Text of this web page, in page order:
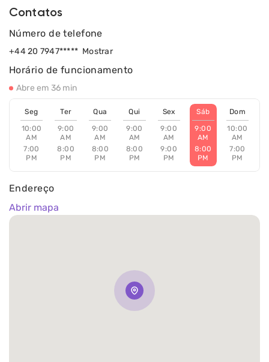
Contatos
Endereço
Abrir mapa
Horário de funcionamento
Abre em 36 min
Seg
10:00
AM
7:00
PM
Ter
9:00
AM
8:00
PM
Qua
9:00
AM
8:00
PM
Qui
9:00
AM
8:00
PM
Sex
9:00
AM
9:00
PM
Sáb
9:00
AM
8:00
PM
Dom
10:00
AM
7:00
PM
Número de telefone
+44 20 7947***** Mostrar